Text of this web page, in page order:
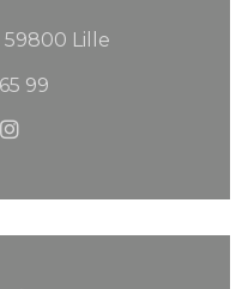
Lille
99
((新しいウィンド
Instagram ((新しいウィ